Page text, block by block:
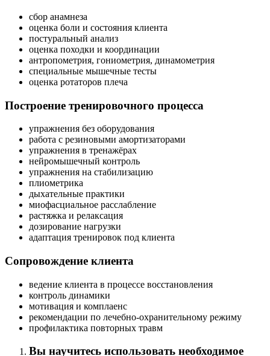
сбор анамнеза
оценка боли и состояния клиента
постуральный анализ
оценка походки и координации
антропометрия, гониометрия, динамометрия
специальные мышечные тесты
оценка ротаторов плеча
Построение тренировочного процесса
упражнения без оборудо­вания
работа с резиновыми амортизаторами
упражнения в тренажёрах
нейромышечный контроль
упражнения на стабилизацию
плиометрика
дыхательные практики
миофасциаль­ное расслабление
растяжка и релаксация
дозирование нагрузки
адаптация тренировок под клиента
Сопровождение клиента
ведение клиента в процессе восстанов­ления
контроль динамики
мотивация и комплаенс
рекомендации по лечебно-охранительному режиму
профилак­тика повторных травм
Вы научитесь использова­ть необходимое